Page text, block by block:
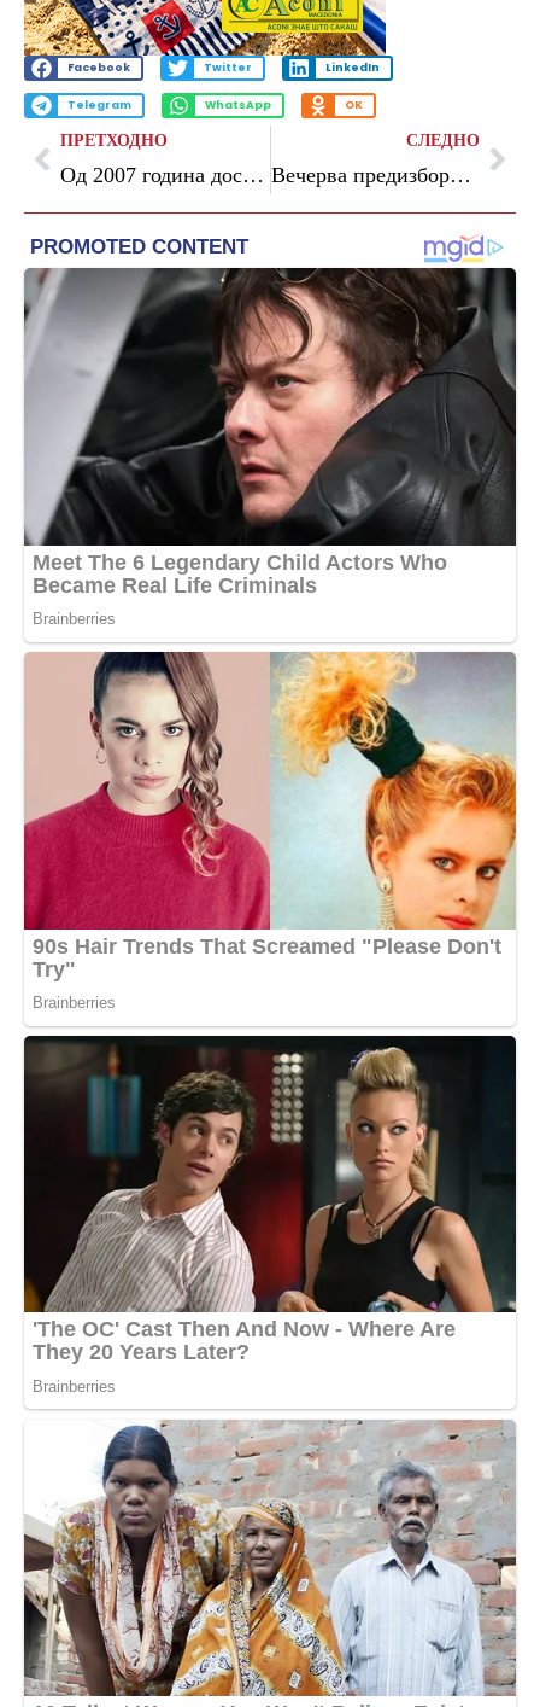
Facebook Twitter LinkedIn
Telegram WhatsApp OK
ПРЕТХОДНО
Од 2007 година досега Романија од ЕУ добила 56 милијарди евра
СЛЕДНО
Вечерва предизборна ТВ дебата на лидерите на грчките политички партии